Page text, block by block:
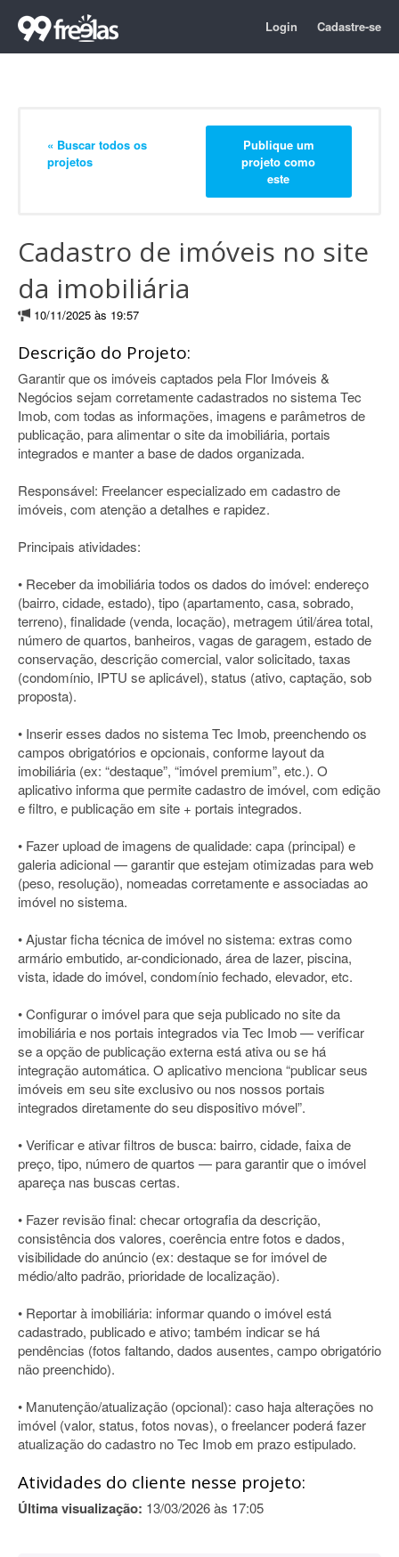
Login Cadastre-se
« Buscar todos os
projetos
Publique um
projeto como
este
Cadastro de imóveis no site
da imobiliária
10/11/2025 às 19:57
Descrição do Projeto:
Garantir que os imóveis captados pela Flor Imóveis &
Negócios sejam corretamente cadastrados no sistema Tec
Imob, com todas as informações, imagens e parâmetros de
publicação, para alimentar o site da imobiliária, portais
integrados e manter a base de dados organizada.
Responsável: Freelancer especializado em cadastro de
imóveis, com atenção a detalhes e rapidez.
Principais atividades:
• Receber da imobiliária todos os dados do imóvel: endereço
(bairro, cidade, estado), tipo (apartamento, casa, sobrado,
terreno), finalidade (venda, locação), metragem útil/área total,
número de quartos, banheiros, vagas de garagem, estado de
conservação, descrição comercial, valor solicitado, taxas
(condomínio, IPTU se aplicável), status (ativo, captação, sob
proposta).
• Inserir esses dados no sistema Tec Imob, preenchendo os
campos obrigatórios e opcionais, conforme layout da
imobiliária (ex: “destaque”, “imóvel premium”, etc.). O
aplicativo informa que permite cadastro de imóvel, com edição
e filtro, e publicação em site + portais integrados.
• Fazer upload de imagens de qualidade: capa (principal) e
galeria adicional — garantir que estejam otimizadas para web
(peso, resolução), nomeadas corretamente e associadas ao
imóvel no sistema.
• Ajustar ficha técnica de imóvel no sistema: extras como
armário embutido, ar-condicionado, área de lazer, piscina,
vista, idade do imóvel, condomínio fechado, elevador, etc.
• Configurar o imóvel para que seja publicado no site da
imobiliária e nos portais integrados via Tec Imob — verificar
se a opção de publicação externa está ativa ou se há
integração automática. O aplicativo menciona “publicar seus
imóveis em seu site exclusivo ou nos nossos portais
integrados diretamente do seu dispositivo móvel”.
• Verificar e ativar filtros de busca: bairro, cidade, faixa de
preço, tipo, número de quartos — para garantir que o imóvel
apareça nas buscas certas.
• Fazer revisão final: checar ortografia da descrição,
consistência dos valores, coerência entre fotos e dados,
visibilidade do anúncio (ex: destaque se for imóvel de
médio/alto padrão, prioridade de localização).
• Reportar à imobiliária: informar quando o imóvel está
cadastrado, publicado e ativo; também indicar se há
pendências (fotos faltando, dados ausentes, campo obrigatório
não preenchido).
• Manutenção/atualização (opcional): caso haja alterações no
imóvel (valor, status, fotos novas), o freelancer poderá fazer
atualização do cadastro no Tec Imob em prazo estipulado.
Atividades do cliente nesse projeto:
Última visualização: 13/03/2026 às 17:05